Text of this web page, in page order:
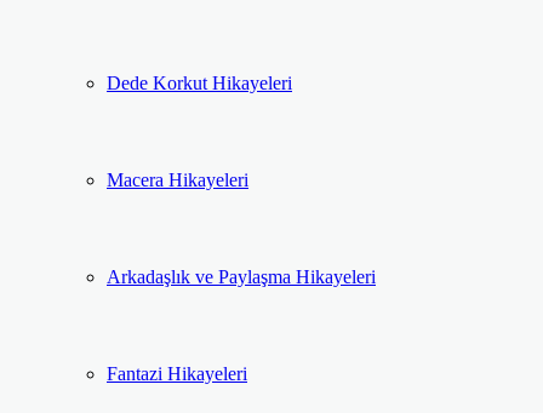
Dede Korkut Hikayeleri
Macera Hikayeleri
Arkadaşlık ve Paylaşma Hikayeleri
Fantazi Hikayeleri